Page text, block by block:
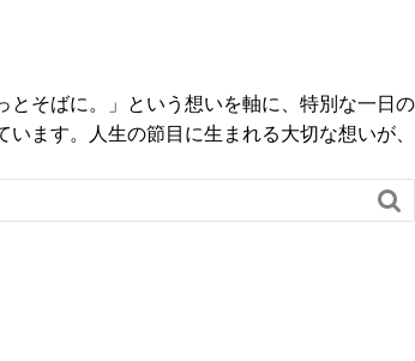
そばに。」という想いを軸に、特別な一日の
ます。人生の節目に生まれる大切な想いが、
